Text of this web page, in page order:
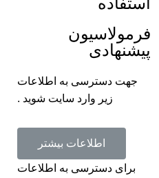
فرمولاسیون
پیشنهادی
جهت دسترسی به اطلاعات
زیر وارد سایت شوید .
اطلاعات بیشتر
برای دسترسی به اطلاعات